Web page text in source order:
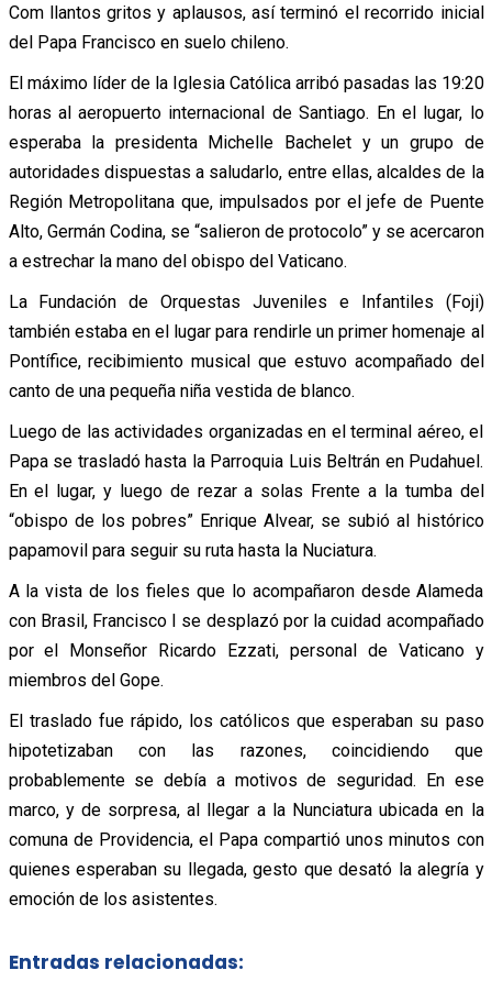
Com llantos gritos y aplausos, así terminó el recorrido inicial
del Papa Francisco en suelo chileno.
El máximo líder de la Iglesia Católica arribó pasadas las 19:20
horas al aeropuerto internacional de Santiago. En el lugar, lo
esperaba la presidenta Michelle Bachelet y un grupo de
autoridades dispuestas a saludarlo, entre ellas, alcaldes de la
Región Metropolitana que, impulsados por el jefe de Puente
Alto, Germán Codina, se “salieron de protocolo” y se acercaron
a estrechar la mano del obispo del Vaticano.
La Fundación de Orquestas Juveniles e Infantiles (Foji)
también estaba en el lugar para rendirle un primer homenaje al
Pontífice, recibimiento musical que estuvo acompañado del
canto de una pequeña niña vestida de blanco.
Luego de las actividades organizadas en el terminal aéreo, el
Papa se trasladó hasta la Parroquia Luis Beltrán en Pudahuel.
En el lugar, y luego de rezar a solas Frente a la tumba del
“obispo de los pobres” Enrique Alvear, se subió al histórico
papamovil para seguir su ruta hasta la Nuciatura.
A la vista de los fieles que lo acompañaron desde Alameda
con Brasil, Francisco I se desplazó por la cuidad acompañado
por el Monseñor Ricardo Ezzati, personal de Vaticano y
miembros del Gope.
El traslado fue rápido, los católicos que esperaban su paso
hipotetizaban con las razones, coincidiendo que
probablemente se debía a motivos de seguridad. En ese
marco, y de sorpresa, al llegar a la Nunciatura ubicada en la
comuna de Providencia, el Papa compartió unos minutos con
quienes esperaban su llegada, gesto que desató la alegría y
emoción de los asistentes.
Entradas relacionadas: